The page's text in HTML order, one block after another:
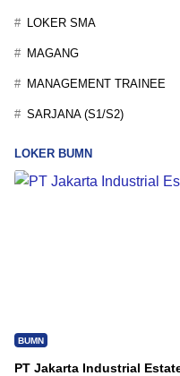
LOKER SMA
MAGANG
MANAGEMENT TRAINEE
SARJANA (S1/S2)
LOKER BUMN
BUMN
PT Jakarta Industrial